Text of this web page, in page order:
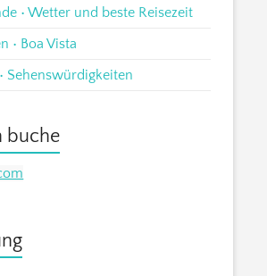
• Wetter und beste Reisezeit
• Boa Vista
Sehenswürdigkeiten
buche